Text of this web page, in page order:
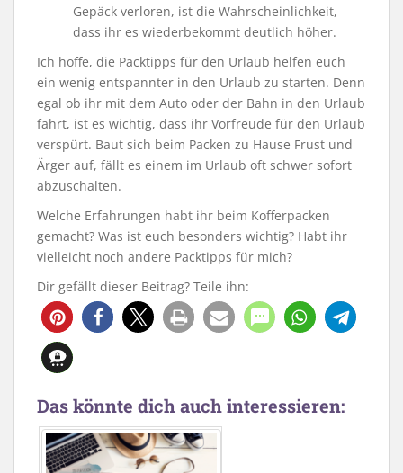
Gepäck verloren, ist die Wahrscheinlichkeit,
dass ihr es wiederbekommt deutlich höher.
Ich hoffe, die Packtipps für den Urlaub helfen euch
ein wenig entspannter in den Urlaub zu starten. Denn
egal ob ihr mit dem Auto oder der Bahn in den Urlaub
fahrt, ist es wichtig, dass ihr Vorfreude für den Urlaub
verspürt. Baut sich beim Packen zu Hause Frust und
Ärger auf, fällt es einem im Urlaub oft schwer sofort
abzuschalten.
Welche Erfahrungen habt ihr beim Kofferpacken
gemacht? Was ist euch besonders wichtig? Habt ihr
vielleicht noch andere Packtipps für mich?
Dir gefällt dieser Beitrag? Teile ihn:
Das könnte dich auch interessieren: